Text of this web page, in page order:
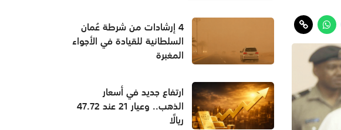
4 إرشادات من شرطة عُمان
السلطانية للقيادة في الأجواء
المغبرة
ارتفاع جديد في أسعار
الذهب.. وعيار 21 عند 47.72
ريالًا